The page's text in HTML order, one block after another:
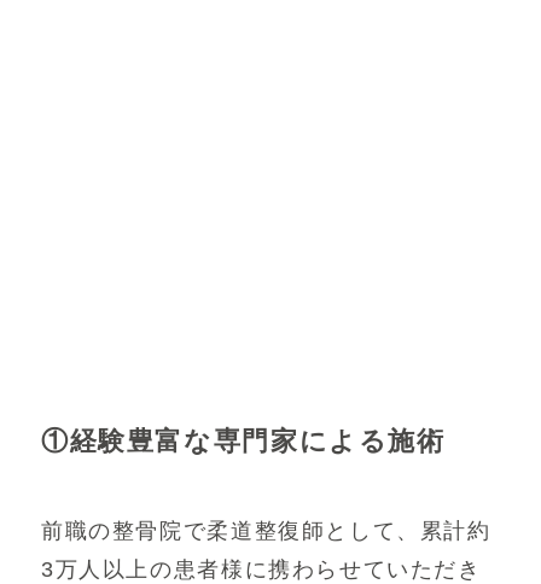
①経験豊富な専門家による施術
前職の整骨院で柔道整復師として、累計約
3万人以上の患者様に携わらせていただき